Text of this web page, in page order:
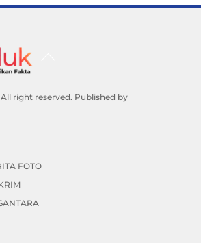
right reserved. Published by
FOTO